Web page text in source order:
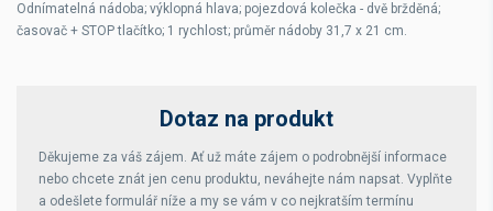
Odnímatelná nádoba; výklopná hlava; pojezdová kolečka - dvě bržděná;
časovač + STOP tlačítko; 1 rychlost; průměr nádoby 31,7 x 21 cm.
Dotaz na produkt
Děkujeme za váš zájem. Ať už máte zájem o podrobnější informace
nebo chcete znát jen cenu produktu, neváhejte nám napsat. Vyplňte
a odešlete formulář níže a my se vám v co nejkratším termínu